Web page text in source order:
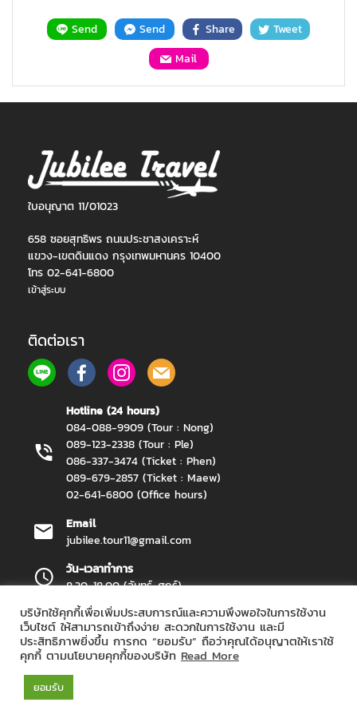
Send Send Share
Tweet
Mail
ใบอนุญาต 11/01023
658 ซอยสุทธิพร ถนนประชาสงเคราะห์
แขวง-เขตดินแดง กรุงเทพมหานคร 10400
โทร 02-641-6800
เข้าสู่ระบบ
ติดต่อเรา
Hotline (24 hours)
084-088-9909 (Tour : Nong)
089-123-2338 (Tour : Ple)
086-337-3474 (Ticket : Phen)
089-679-2857 (Ticket : Maew)
02-641-6800 (Office hours)
Email
jubilee.tour11@gmail.com
วัน-เวลาทำการ
8.30-18.00 (จันทร์-ศุกร์)
Jubilee Travel Copyright 2026.All Rights Reserved.
บริษัทใช้คุกกี้เพื่อเพิ่มประสบการณ์และความพึงพอใจในการใช้งาน
เว็บไซต์ ให้สามารถเข้าถึงง่าย สะดวกในการใช้งาน และมี
ประสิทธิภาพยิ่งขึ้น การกด “ยอมรับ” ถือว่าคุณได้อนุญาตให้เราใช้
คุกกี้ ตามนโยบายคุกกี้ของบริษัท Read More
ยอมรับ